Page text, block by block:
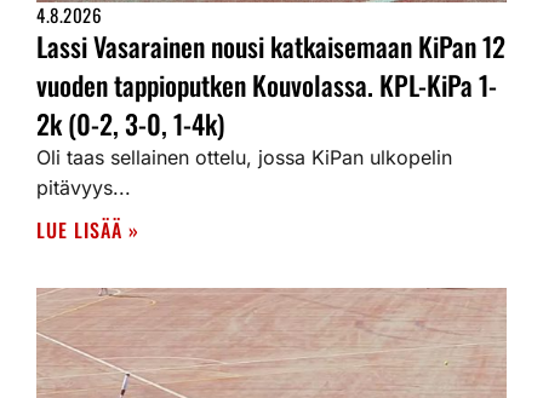
4.8.2026
Lassi Vasarainen nousi katkaisemaan KiPan 12
vuoden tappioputken Kouvolassa. KPL-KiPa 1-
2k (0-2, 3-0, 1-4k)
Oli taas sellainen ottelu, jossa KiPan ulkopelin
pitävyys...
LUE LISÄÄ »